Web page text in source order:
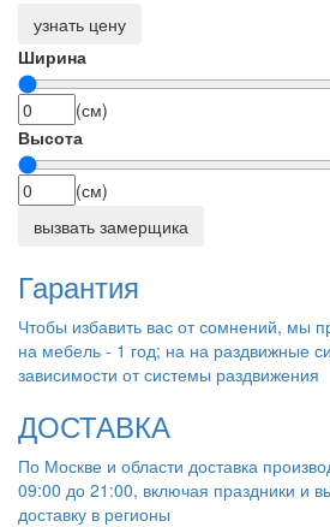
узнать цену
Ширина
(см)
Высота
(см)
вызвать замерщика
Гарантия
Чтобы избавить вас от сомнений, мы
на мебель - 1 год; на на раздвижные
зависимости от системы раздвижения
ДОСТАВКА
По Москве и области доставка
09:00 до 21:00, включая праздники и
доставку в регионы